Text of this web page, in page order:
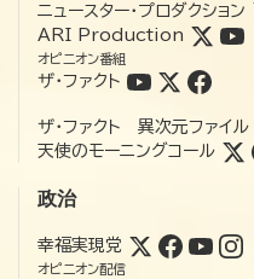
ニュースター・プロダクション
ARI Production
オピニオン番組
ザ・ファクト
ザ・ファクト 異次元ファイル
天使のモーニングコール
政治
幸福実現党
オピニオン配信